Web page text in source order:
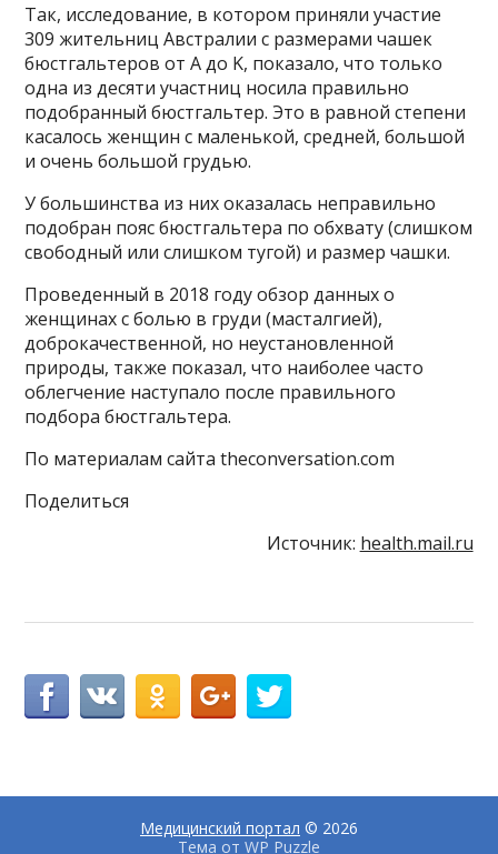
Так, исследование, в котором приняли участие
309 жительниц Австралии с размерами чашек
бюстгальтеров от A до K, показало, что только
одна из десяти участниц носила правильно
подобранный бюстгальтер. Это в равной степени
касалось женщин с маленькой, средней, большой
и очень большой грудью.
У большинства из них оказалась неправильно
подобран пояс бюстгальтера по обхвату (слишком
свободный или слишком тугой) и размер чашки.
Проведенный в 2018 году обзор данных о
женщинах с болью в груди (масталгией),
доброкачественной, но неустановленной
природы, также показал, что наиболее часто
облегчение наступало после правильного
подбора бюстгальтера.
По материалам сайта theconversation.com
Поделиться
Источник: health.mail.ru
Медицинский портал © 2026
Тема от WP Puzzle